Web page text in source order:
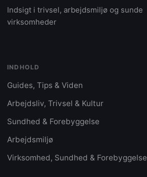
Indsigt i trivsel, arbejdsmiljø og sunde
virksomheder
INDHOLD
Guides, Tips & Viden
Arbejdsliv, Trivsel & Kultur
Sundhed & Forebyggelse
Arbejdsmiljø
Virksomhed, Sundhed & Forebyggelse